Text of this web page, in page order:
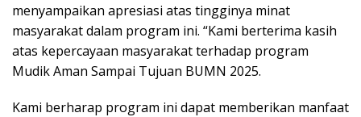
menyampaikan apresiasi atas tingginya minat
masyarakat dalam program ini. “Kami berterima kasih
atas kepercayaan masyarakat terhadap program
Mudik Aman Sampai Tujuan BUMN 2025.
Kami berharap program ini dapat memberikan manfaat